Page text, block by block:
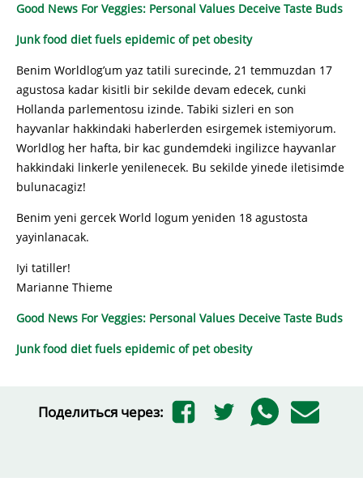
Good News For Veggies: Personal Values Deceive Taste Buds
Junk food diet fuels epidemic of pet obesity
Benim Worldlog’um yaz tatili surecinde, 21 temmuzdan 17
agustosa kadar kisitli bir sekilde devam edecek, cunki
Hollanda parlementosu izinde. Tabiki sizleri en son
hayvanlar hakkindaki haberlerden esirgemek istemiyorum.
Worldlog her hafta, bir kac gundemdeki ingilizce hayvanlar
hakkindaki linkerle yenilenecek. Bu sekilde yinede iletisimde
bulunacagiz!
Benim yeni gercek World logum yeniden 18 agustosta
yayinlanacak.
Iyi tatiller!
Marianne Thieme
Good News For Veggies: Personal Values Deceive Taste Buds
Junk food diet fuels epidemic of pet obesity
Поделиться через: